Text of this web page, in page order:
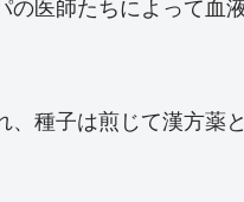
種子は煎じて漢方薬